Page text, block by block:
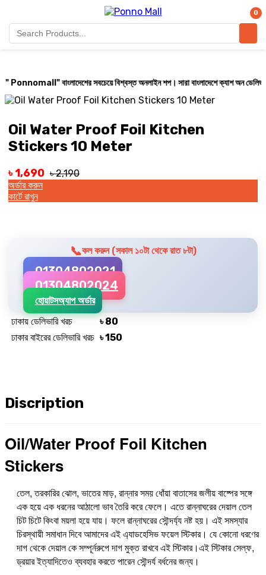
সবচেয়ে বিশ্বস্ত অনলাইন শপ। সারা বাংলাদেশে ক্যাশ অন ডেলিভারি করা হয় ( ২৪
0
Oil Water Proof Foil Kitchen
Stickers 10 Meter
৳ 1,690 ৳ 2,190
অর্ডার করুন
কার্টে রাখুন
📞কল করুন (সকাল ১০টা থেকে রাত ৮টা)
01304802021
01304802024
হোয়াটসঅ্যাপ অর্ডার
ঢাকায় ডেলিভারি খরচ
৳ 80
ঢাকার বাইরের ডেলিভারি খরচ ৳ 150
Discription
Oil/Water Proof Foil Kitchen
Stickers
তেল, তরকারির ঝোল, ভাতের মাড়, রান্নার সময় ধোঁয়া বাতাসের জলীয় বাষ্পের সঙ্গে
এক হয়ে এক ধরনের আঠালো ভাব তৈরি করে ফেলে। এতে রান্নাঘরের দেয়াল তেল
চিট চিটে কিংবা ময়লা হয়ে যায়। ফলে রান্নাঘরের সৌন্দর্য্য নষ্ট হয়। এই সমস্যার
চিরস্থায়ী সমাধান দিবে আমাদের এই এ্যাডহেসিভ ফয়েল স্টিকার। যে কোনো ধরণের
দাগ থেকে দেয়াল কে সম্পূর্নরুপে দাগ মুক্ত রাখবে এই স্টিকার।এই স্টিকার সেল্ফ,
ড্রয়ার ইত্যাদিতেও ব্যবহার করতে পারেন সৌন্দর্য বর্ধনের জন্য।